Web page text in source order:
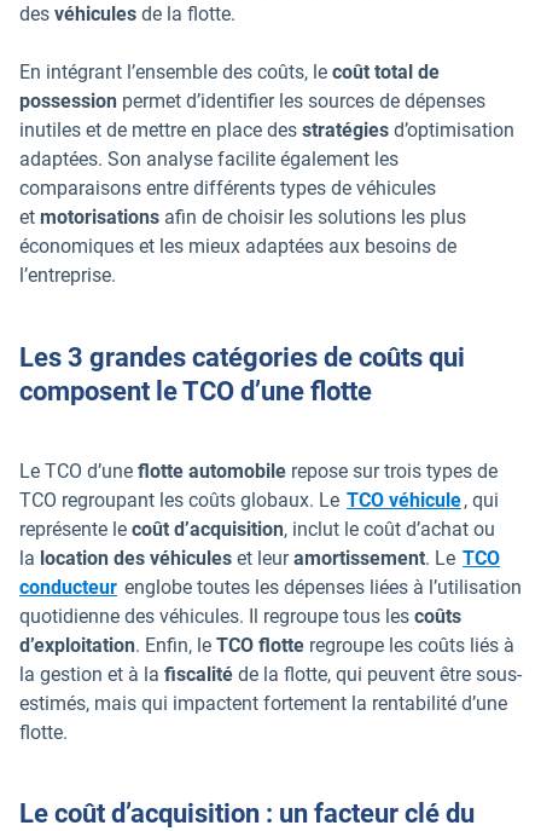
des véhicules de la flotte.
En intégrant l’ensemble des coûts, le coût total de
possession permet d’identifier les sources de dépenses
inutiles et de mettre en place des stratégies d’optimisation
adaptées. Son analyse facilite également les
comparaisons entre différents types de véhicules
et motorisations afin de choisir les solutions les plus
économiques et les mieux adaptées aux besoins de
l’entreprise.
Les 3 grandes catégories de coûts qui
composent le TCO d’une flotte
Le TCO d’une flotte automobile repose sur trois types de
TCO regroupant les coûts globaux. Le TCO véhicule, qui
représente le coût d’acquisition, inclut le coût d’achat ou
la location des véhicules et leuramortissement. Le TCO
conducteur englobe toutes les dépenses liées à l’utilisation
quotidienne des véhicules. Il regroupe tous les coûts
d’exploitation. Enfin, le TCO flotte regroupe les coûts liés à
la gestion et à la fiscalité de la flotte, qui peuvent être sous-
estimés, mais qui impactent fortement la rentabilité d’une
flotte.
Le coût d’acquisition : un facteur clé du